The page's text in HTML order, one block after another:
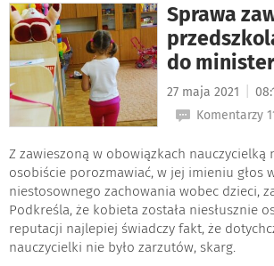
Sprawa
do
27 maja 2021
Komentarzy
Z zawieszoną w obowiązkach nauczycielką
osobiście porozmawiać, w jej imieniu głos
niestosownego zachowania wobec dzieci,
Podkreśla, że kobieta została niesłusznie
reputacji najlepiej świadczy fakt, że
nauczycielki nie było zarzutów, skarg.